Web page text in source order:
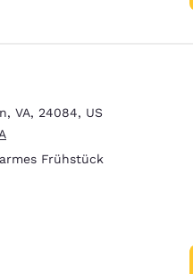
, VA, 24084, US
Frühstück